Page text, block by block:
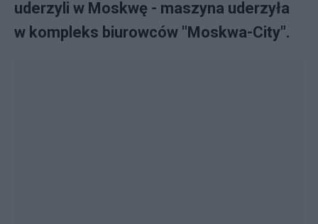
uderzyli w Moskwę - maszyna uderzyła
w kompleks biurowców "Moskwa-City".